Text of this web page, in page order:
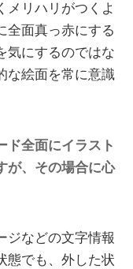
メリハリがつくよ
全面真っ赤にする
気にするのではな
な絵面を常に意識
全面にイラスト
が、その場合に心
ジなどの文字情報
態でも、外した状